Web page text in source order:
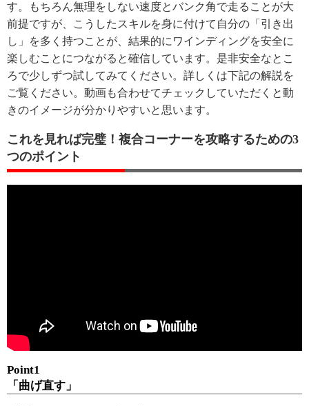
す。もちろん無理をしない速度とバンク角で走ることが大
前提ですが、こうしたスキルを身に付けて自分の「引き出
し」を多く持つことが、結果的にワインディングを安全に
楽しむことにつながると確信しています。是非安全なとこ
ろで少しずつ試してみてください。詳しくは下記の解説を
ご覧ください。動画も合わせてチェックしていただくと動
きのイメージが分かりやすいと思います。
これを見れば完璧！複合コーナーを攻略するための3
つのポイント
Point1
「曲げ直す」